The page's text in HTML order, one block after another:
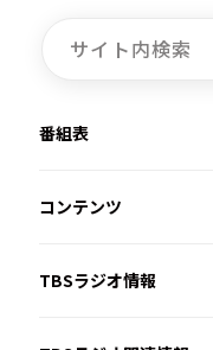
番組表
コンテンツ
TBSラジオ情報